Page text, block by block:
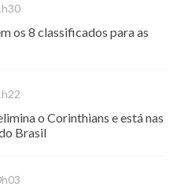
os 8 classificados para as
o Corinthians e está nas
Brasil